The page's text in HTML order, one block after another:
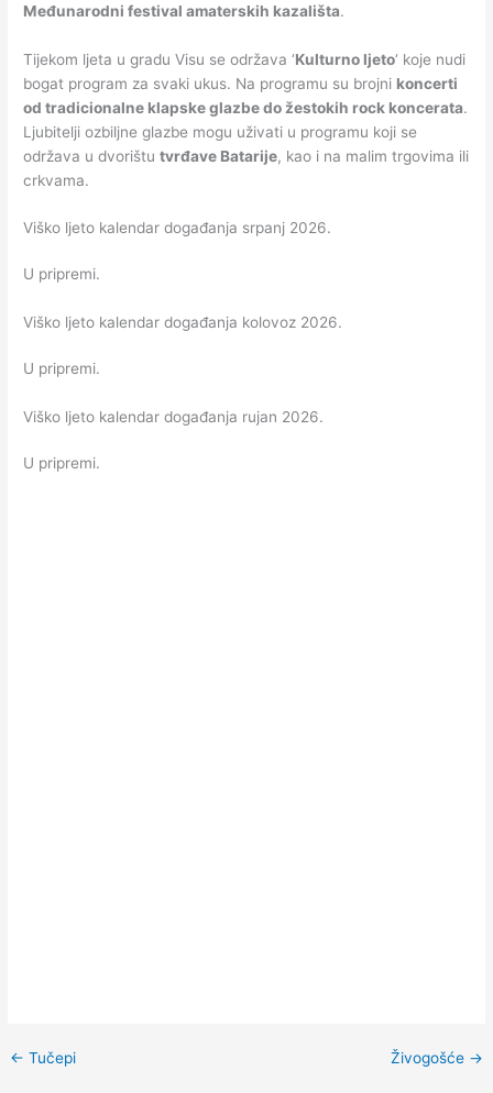
Međunarodni festival amaterskih kazališta.
Tijekom ljeta u gradu Visu se održava ‘Kulturno ljeto‘ koje nudi
bogat program za svaki ukus. Na programu su brojni koncerti
od tradicionalne klapske glazbe do žestokih rock koncerata.
Ljubitelji ozbiljne glazbe mogu uživati u programu koji se
održava u dvorištutvrđave Batarije, kao i na malim trgovima ili
crkvama.
Viško ljeto kalendar događanja srpanj 2026.
U pripremi.
Viško ljeto kalendar događanja kolovoz 2026.
U pripremi.
Viško ljeto kalendar događanja rujan 2026.
U pripremi.
← Tučepi Živogošće →